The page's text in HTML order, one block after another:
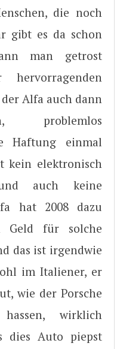
die noch
gibt es da schon
man getrost
Alfa auch dann
problemlos
Haftung einmal
kein elektronisch
auch keine
hat 2008 dazu
Geld für solche
das ist irgendwie
im Italiener, er
wie der Porsche
wirklich
dies Auto piepst